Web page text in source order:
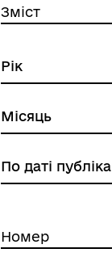
Зміст
Номер